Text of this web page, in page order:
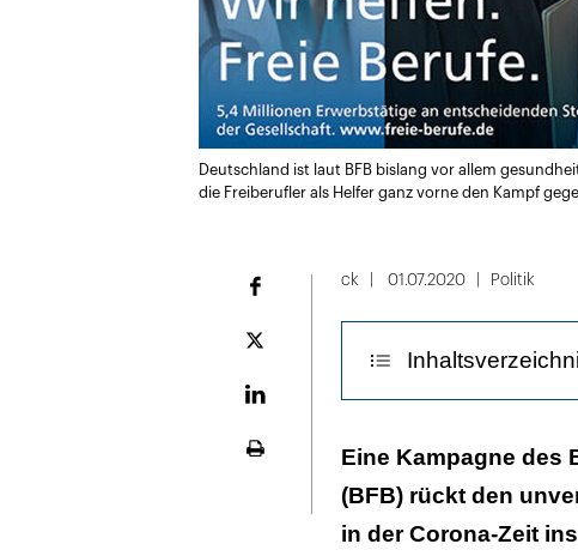
Deutschland ist laut BFB bislang vor allem
die Freiberufler als Helfer ganz vorne den Kampf
Plattform
ck 01.07.2020 Politik
Ganz vorne im
Eine Kampagne des
(BFB) rückt den
in der Corona-Zeit